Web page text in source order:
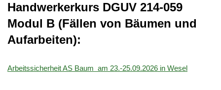
Handwerkerkurs DGUV 214-059
Modul B (Fällen von Bäumen und
Aufarbeiten):
Arbeitssicherheit AS Baum am 23.-25.09.2026 in Wesel